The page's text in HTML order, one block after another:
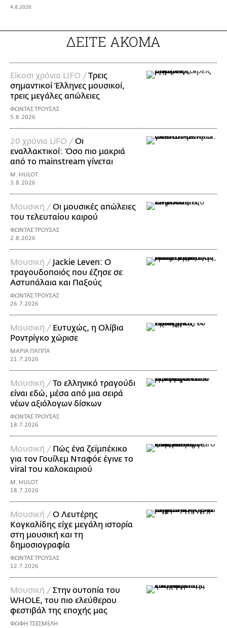
4.8.2026
ΔΕΙΤΕ ΑΚΟΜΑ
Είκοσι χρόνια LIFO /Tρεις
σημαντικοί Έλληνες μουσικοί,
τρεις μεγάλες απώλειες
ΦΩΝΤΑΣ ΤΡΟΥΣΑΣ
5.8.2026
20 χρόνια LiFO /Οι
εναλλακτικοί: Όσο πιο μακριά
από το mainstream γίνεται
M. HULOT
3.8.2026
Μουσική /Οι μουσικές απώλειες
του τελευταίου καιρού
ΦΩΝΤΑΣ ΤΡΟΥΣΑΣ
2.8.2026
Μουσική / Jackie Leven: Ο
τραγουδοποιός που έζησε σε
Αστυπάλαια και Παξούς
ΦΩΝΤΑΣ ΤΡΟΥΣΑΣ
26.7.2026
Μουσική / Ευτυχώς, η Ολίβια
Ροντρίγκο χώρισε
ΜΑΡΙΑ ΠΑΠΠΑ
21.7.2026
Μουσική /Το ελληνικό τραγούδι
είναι εδώ, μέσα από μια σειρά
νέων αξιόλογων δίσκων
ΦΩΝΤΑΣ ΤΡΟΥΣΑΣ
18.7.2026
Μουσική / Πώς ένα ζεϊμπέκικο
για τον Γουίλεμ Νταφόε έγινε το
viral του καλοκαιριού
M. HULOT
18.7.2026
Μουσική /Ο Λευτέρης
Κογκαλίδης είχε μεγάλη ιστορία
στη μουσική και τη
δημοσιογραφία
ΦΩΝΤΑΣ ΤΡΟΥΣΑΣ
12.7.2026
Μουσική /Στην ουτοπία του
WHOLE, του πιο ελεύθερου
φεστιβάλ της εποχής μας
ΦΩΦΗ ΤΣΕΣΜΕΛΗ